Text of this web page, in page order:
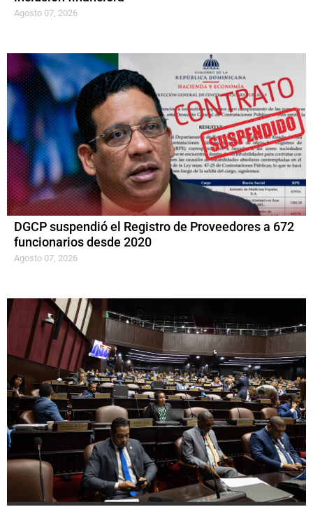
Agosto 07, 2026
DGCP suspendió el Registro de Proveedores a 672
funcionarios desde 2020
Agosto 07, 2026